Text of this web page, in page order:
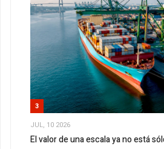
3
JUL, 10 2026
El valor de una escala ya no está